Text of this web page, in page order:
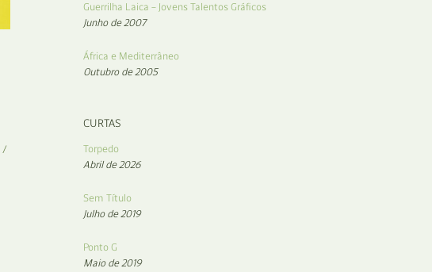
Guerrilha Laica – Jovens Talentos Gráficos
Junho de 2007
África e Mediterrâneo
Outubro de 2005
CURTAS
Torpedo
Abril de 2026
Sem Título
Julho de 2019
Ponto G
Maio de 2019